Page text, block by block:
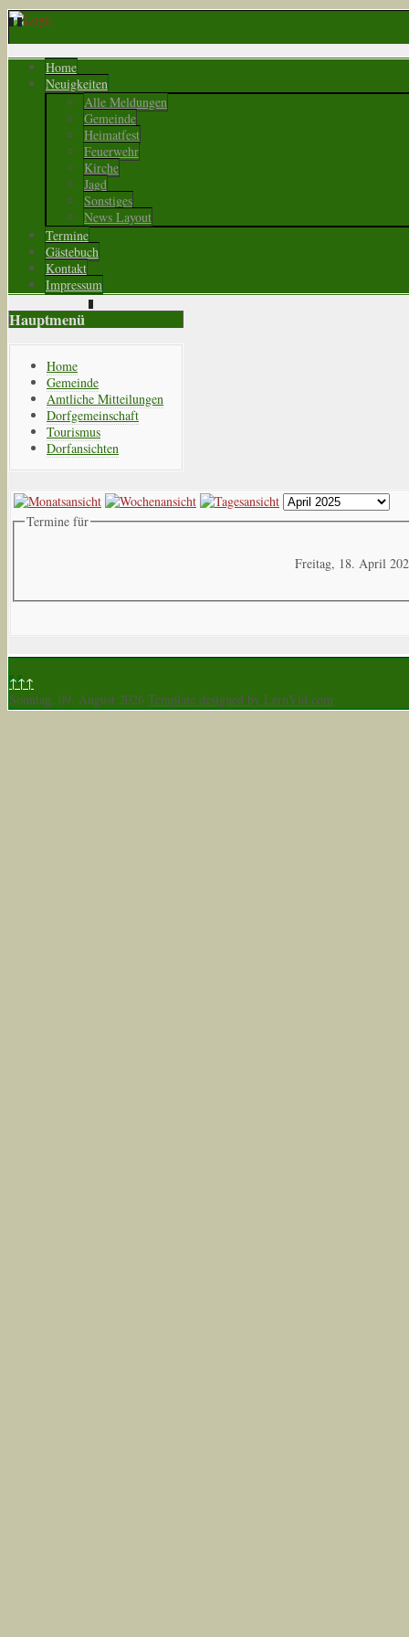
Home
Neuigkeiten
Alle Meldungen
Gemeinde
Heimatfest
Feuerwehr
Kirche
Jagd
Sonstiges
News Layout
Termine
Gästebuch
Kontakt
Impressum
Hauptmenü
Home
Gemeinde
Amtliche Mitteilungen
Dorfgemeinschaft
Tourismus
Dorfansichten
Termine für
Freitag, 18. April
↑↑↑
Sonntag, 09. August 2026 Template designed by LernVid.com